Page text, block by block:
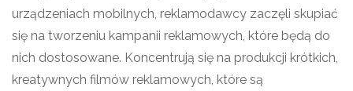
urządzeniach mobilnych, reklamodawcy zaczęli skupiać
się na tworzeniu kampanii reklamowych, które będą do
nich dostosowane. Koncentrują się na produkcji krótkich,
kreatywnych filmów reklamowych, które są